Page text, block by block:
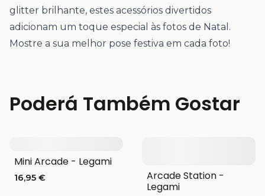
glitter brilhante, estes acessórios divertidos
adicionam um toque especial às fotos de Natal.
Mostre a sua melhor pose festiva em cada foto!
Poderá Também Gostar
Mini Arcade - Legami
16,95 €
Arcade Station -
Legami